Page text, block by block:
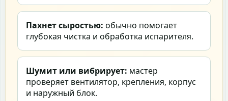
Пахнет сыростью: обычно помогает
глубокая чистка и обработка испарителя.
Шумит или вибрирует: мастер
проверяет вентилятор, крепления, корпус
и наружный блок.